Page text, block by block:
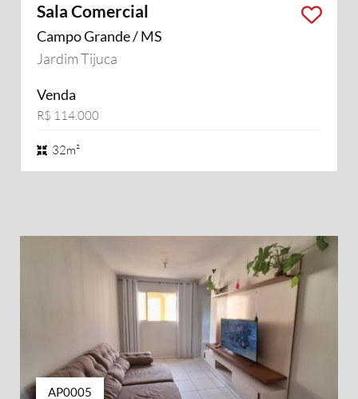
Sala Comercial
Campo Grande / MS
Jardim Tijuca
Venda
R$ 114.000
32m²
AP0005